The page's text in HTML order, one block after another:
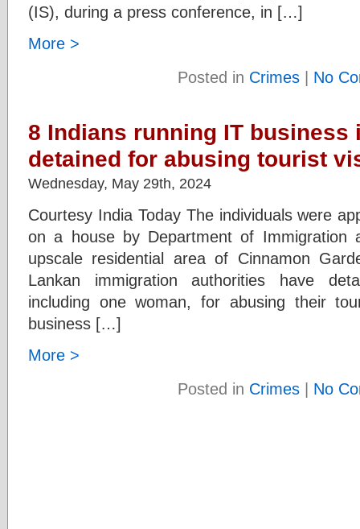
(IS), during a press conference, in […]
More >
Posted in Crimes| No
8 Indians running IT business
detained for abusing tourist
Wednesday, May 29th, 2024
Courtesy India Today The individuals were
on a house by Department of Immigration
upscale residential area of Cinnamon
Lankan immigration authorities have
including one woman, for abusing their
business […]
More >
Posted in Crimes| No